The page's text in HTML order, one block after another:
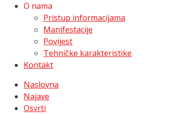
O nama
Pristup informacijama
Manifestacije
Povijest
Tehničke karakteristike
Kontakt
Naslovna
Najave
Osvrti